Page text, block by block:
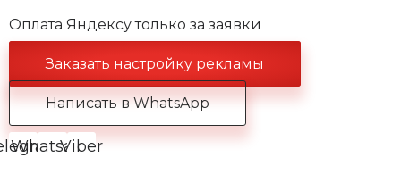
Оплата Яндексу только за заявки
Заказать настройку рекламы
Написать в WhatsApp
Whatsapp
Viber